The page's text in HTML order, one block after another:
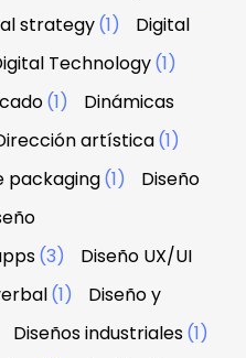
strategy(1)
Digital
Technology(1)
(1)
Dinámicas
artística(1)
packaging(1)
Diseño
(3)
Diseño UX/UI
(1)
Diseño y
Diseños industriales(1)